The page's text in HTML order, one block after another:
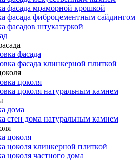
фасада мраморной крошкой
фасада фиброцементным сайдингом
фасадов штукатуркой
фасада
фасада клинкерной плиткой
цоколя
цоколя натуральным камнем
дома
стен дома натуральным камнем
цоколя
цоколя клинкерной плиткой
цоколя частного дома